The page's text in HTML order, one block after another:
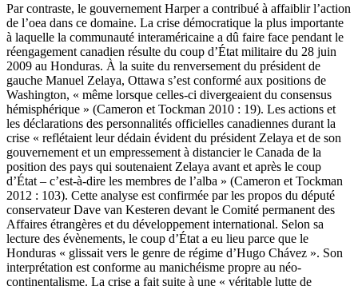
Par contraste, le gouvernement Harper a contribué à affaiblir l’action
de l’oea dans ce domaine. La crise démocratique la plus importante
à laquelle la communauté interaméricaine a dû faire face pendant le
réengagement canadien résulte du coup d’État militaire du 28 juin
2009 au Honduras. À la suite du renversement du président de
gauche Manuel Zelaya, Ottawa s’est conformé aux positions de
Washington, « même lorsque celles-ci divergeaient du consensus
hémisphérique » (Cameron et Tockman 2010 : 19). Les actions et
les déclarations des personnalités officielles canadiennes durant la
crise « reflétaient leur dédain évident du président Zelaya et de son
gouvernement et un empressement à distancier le Canada de la
position des pays qui soutenaient Zelaya avant et après le coup
d’État – c’est-à-dire les membres de l’alba » (Cameron et Tockman
2012 : 103). Cette analyse est confirmée par les propos du député
conservateur Dave van Kesteren devant le Comité permanent des
Affaires étrangères et du développement international. Selon sa
lecture des évènements, le coup d’État a eu lieu parce que le
Honduras « glissait vers le genre de régime d’Hugo Chávez ». Son
interprétation est conforme au manichéisme propre au néo-
continentalisme. La crise a fait suite à une « véritable lutte de